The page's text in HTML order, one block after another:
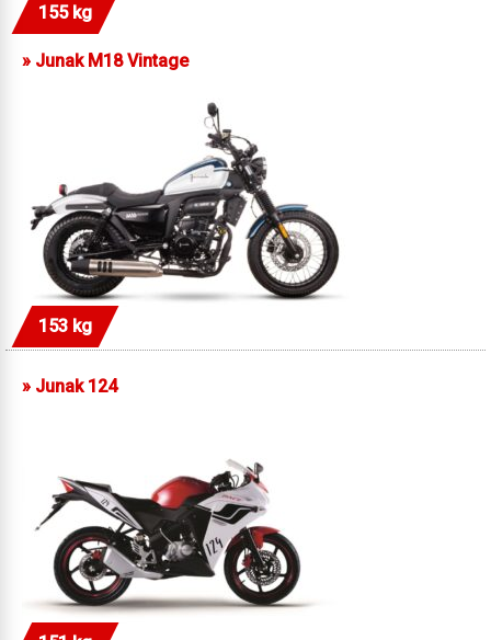
155 kg
» Junak M18 Vintage
153 kg
» Junak 124